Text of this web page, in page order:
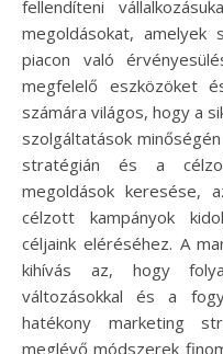
fellendíteni
megoldásokat, amelyek
piacon való
megfelelő eszközöket
számára világos, hogy a
szolgáltatások
stratégián és a
megoldások
célzott kampányok
céljaink eléréséhez. A
kihívás az, hogy
változásokkal és a
hatékony marketing
meglévő módszerek